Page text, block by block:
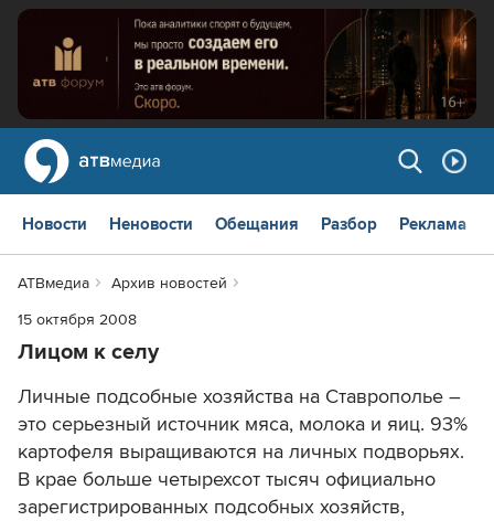
Новости Неновости Обещания Разбор Реклама
АТВмедиа
Архив новостей
15 октября 2008
Лицом к селу
Личные подсобные хозяйства на Ставрополье –
это серьезный источник мяса, молока и яиц. 93%
картофеля выращиваются на личных подворьях.
В крае больше четырехсот тысяч официально
зарегистрированных подсобных хозяйств,